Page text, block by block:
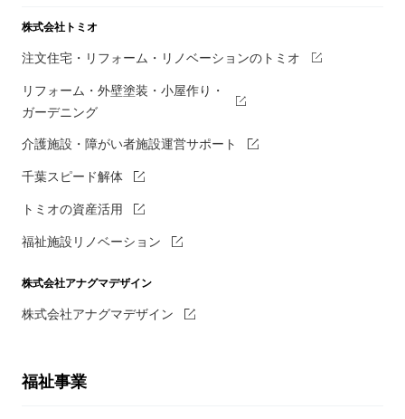
株式会社トミオ
注文住宅・リフォーム・リノベーションのトミオ
リフォーム・外壁塗装・小屋作り・
ガーデニング
介護施設・障がい者施設運営サポート
千葉スピード解体
トミオの資産活用
福祉施設リノベーション
株式会社アナグマデザイン
株式会社アナグマデザイン
福祉事業